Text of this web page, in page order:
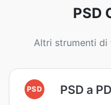
PSD
Altri strumenti di
PSD PSD a